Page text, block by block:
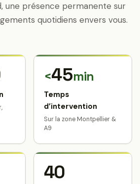
une présence permanente sur
quotidiens envers vous.
<45min
Temps
d’intervention
Sur la zone Montpellier &
A9
40